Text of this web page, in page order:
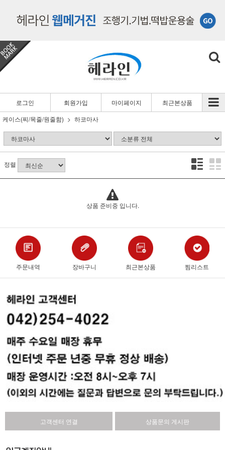
로그인 회원가입 마이페이지
최근본상품
케이스(찌/목줄/원줄함)
하코마사
정렬
상품 준비중 입니다.
주문내역 장바구니 최근본상품 찜리스트
고객센터 연결 상품문의 게시판